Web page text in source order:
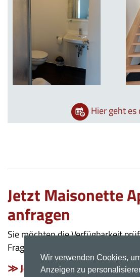
Wir verwenden Cookies,
Anzeigen zu
Hier geht
Jetzt Maisonette
anfragen
Sie möchten die Verfügbarkeit
Fragen zu unserem Maisonette
≫ Jetzt anfragen